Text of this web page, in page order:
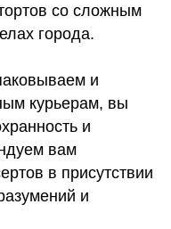
со сложным
города.
и
курьерам, вы
и
вам
в присутствии
и